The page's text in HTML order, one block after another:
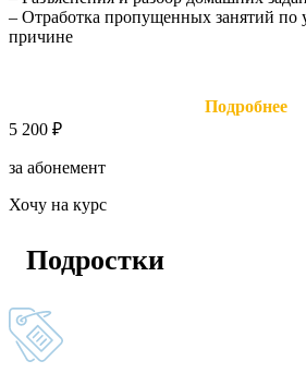
– Отработка пропущенных занятий по
причине
Подробнее
5 200 ₽
за абонемент
Хочу на курс
Подростки